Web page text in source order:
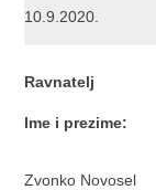
10.9.2020.
Ravnatelj
Ime i prezime:
Zvonko Novosel